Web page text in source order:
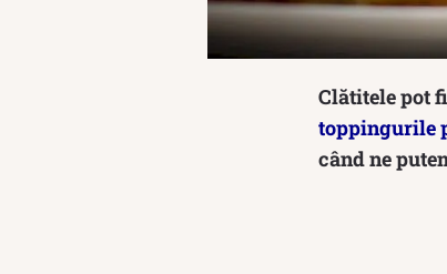
Clătitele pot
toppingurile
când ne